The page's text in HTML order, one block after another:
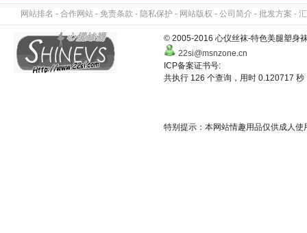
网站排名 - 合作网站 - 免责条款 - 隐私保护 - 网站版权 - 公司简介 - 批发方案 -
© 2005-2016 心仪丝袜-特色美腿塑身
22si@msnzone.cn
ICP备案证书号:
共执行 126 个查询，用时 0.120717
特别提示：本网站情趣用品仅供成人